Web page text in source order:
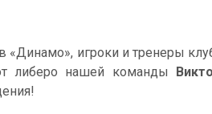
«Динамо», игроки и тренеры
либеро нашей команды